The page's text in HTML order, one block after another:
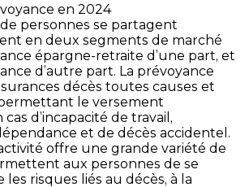
en 2024
personnes se partagent
en deux segments de marché
épargne-retraite d’une part, et
d’autre part. La prévoyance
décès toutes causes et
le versement
d’incapacité de travail,
et de décès accidentel.
offre une grande variété de
aux personnes de se
risques liés au décès, à la